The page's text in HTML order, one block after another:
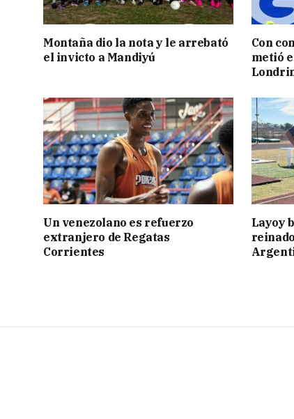
Montaña dio la nota y le arrebató
el invicto a Mandiyú
Con
metió
Un venezolano es refuerzo
extranjero de Regatas
Corrientes
Layoy